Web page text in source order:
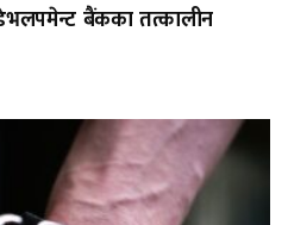
बैंकका तत्कालीन